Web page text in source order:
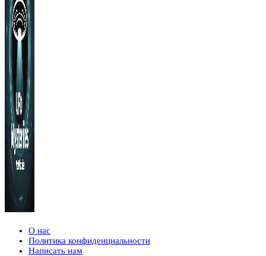
О нас
Политика конфиденциальности
Написать нам